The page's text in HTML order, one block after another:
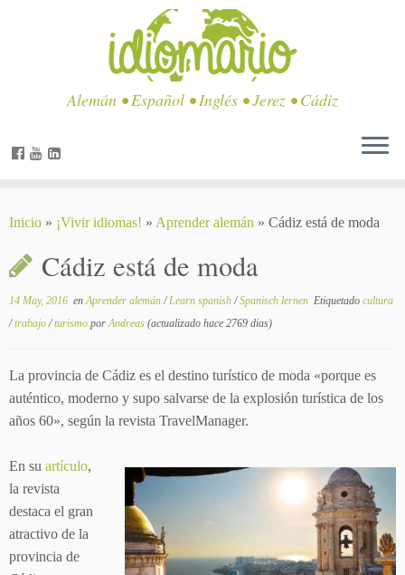
Alemán • Español • Inglés • Jerez • Cádiz
Inicio » ¡Vivir idiomas! » Aprender alemán » Cádiz está de moda
Cádiz está de moda
14 May, 2016 enAprender alemán/Learn spanish/Spanisch lernen Etiquetado cultura
/trabajo/turismo porAndreas (actualizado hace 2769 dias)
La provincia de Cádiz es el destino turístico de moda «porque es
auténtico, moderno y supo salvarse de la explosión turística de los
años 60», según la revista TravelManager.
En su artículo,
la revista
destaca el gran
atractivo de la
provincia de